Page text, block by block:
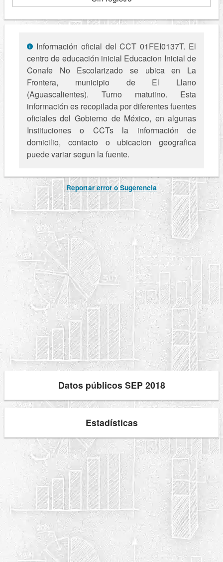
Información oficial del CCT 01FEI0137T. El
centro de educación inicial Educacion Inicial de
Conafe No Escolarizado se ubica en La
Frontera, municipio de El Llano
(Aguascalientes). Turno matutino. Esta
información es recopilada por diferentes fuentes
oficiales del Gobierno de México, en algunas
Instituciones o CCTs la información de
domicilio, contacto o ubicacion geografica
puede variar segun la fuente.
Reportar error o Sugerencia
Datos públicos SEP 2018
Estadísticas